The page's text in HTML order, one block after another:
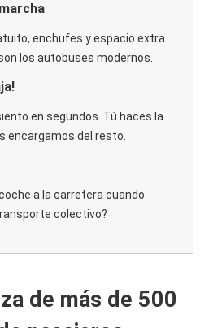
enchufes y espacio extra
los autobuses modernos.
en segundos. Tú haces la
encargamos del resto.
a la carretera cuando
colectivo?
de más de 500